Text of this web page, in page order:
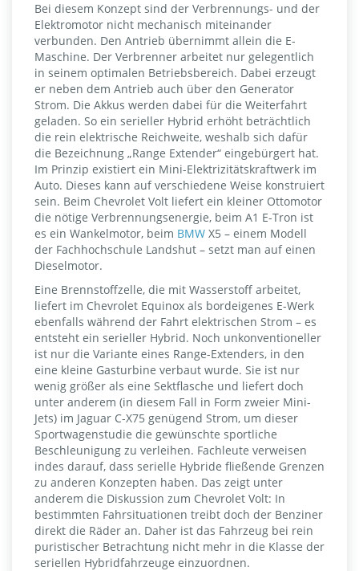
Bei diesem Konzept sind der Verbrennungs- und der
Elektromotor nicht mechanisch miteinander
verbunden. Den Antrieb übernimmt allein die E-
Maschine. Der Verbrenner arbeitet nur gelegentlich
in seinem optimalen Betriebsbereich. Dabei erzeugt
er neben dem Antrieb auch über den Generator
Strom. Die Akkus werden dabei für die Weiterfahrt
geladen. So ein serieller Hybrid erhöht beträchtlich
die rein elektrische Reichweite, weshalb sich dafür
die Bezeichnung „Range Extender“ eingebürgert hat.
Im Prinzip existiert ein Mini-Elektrizitätskraftwerk im
Auto. Dieses kann auf verschiedene Weise konstruiert
sein. Beim Chevrolet Volt liefert ein kleiner Ottomotor
die nötige Verbrennungsenergie, beim A1 E-Tron ist
es ein Wankelmotor, beim BMW X5 – einem Modell
der Fachhochschule Landshut – setzt man auf einen
Dieselmotor.
Eine Brennstoffzelle, die mit Wasserstoff arbeitet,
liefert im Chevrolet Equinox als bordeigenes E-Werk
ebenfalls während der Fahrt elektrischen Strom – es
entsteht ein serieller Hybrid. Noch unkonventioneller
ist nur die Variante eines Range-Extenders, in den
eine kleine Gasturbine verbaut wurde. Sie ist nur
wenig größer als eine Sektflasche und liefert doch
unter anderem (in diesem Fall in Form zweier Mini-
Jets) im Jaguar C-X75 genügend Strom, um dieser
Sportwagenstudie die gewünschte sportliche
Beschleunigung zu verleihen. Fachleute verweisen
indes darauf, dass serielle Hybride fließende Grenzen
zu anderen Konzepten haben. Das zeigt unter
anderem die Diskussion zum Chevrolet Volt: In
bestimmten Fahrsituationen treibt doch der Benziner
direkt die Räder an. Daher ist das Fahrzeug bei rein
puristischer Betrachtung nicht mehr in die Klasse der
seriellen Hybridfahrzeuge einzuordnen.